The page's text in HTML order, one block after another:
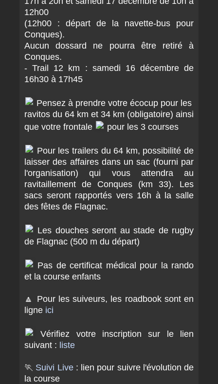
12h00
(12h00 : départ de la navette-bus pour
Conques).
Aucun dossard ne pourra être retiré à
Conques.
- Trail 12 km : samedi 16 décembre de
16h30 à 17h45
Pensez à prendre votre écocup pour les
ravitos du 64 km et 34 km (obligatoire) ainsi
que votre frontale
pour les 3 courses
Pour les trailers du 64 km, possibilité de
laisser des affaires dans un sac (fourni par
l'organisation) qui vous attendra au
ravitaillement de Conques (km 33). Les
sacs seront rapportés vers 16h à la salle
des fêtes de Flagnac.
Les douches seront au stade de rugby
de Flagnac (500 m du départ)
Pas de certificat médical pour la rando
et la course enfants
🔼 Pour les suiveurs, les roadbook sont en
ligne ici
Vérifiez votre inscription sur le lien
suivant : liste
🏃 Suivi Live: lien pour suivre l'évolution de
la course